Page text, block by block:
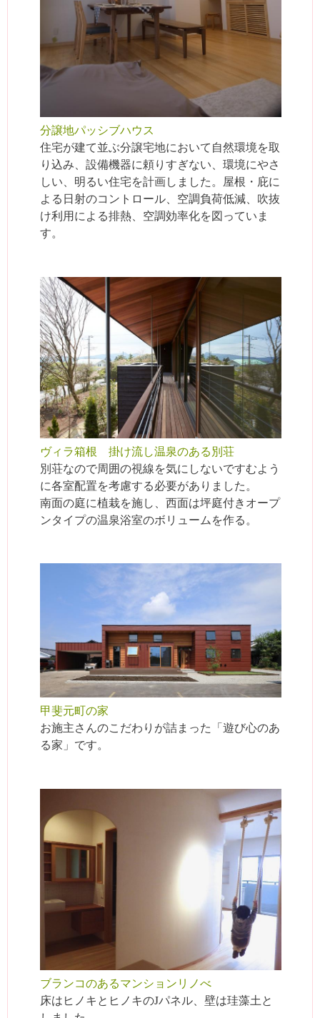
分譲地パッシブハウス
住宅が建て並ぶ分譲宅地において自然環境を取
り込み、設備機器に頼りすぎない、環境にやさ
しい、明るい住宅を計画しました。屋根・庇に
よる日射のコントロール、空調負荷低減、吹抜
け利用による排熱、空調効率化を図っていま
す。
ヴィラ箱根 掛け流し温泉のある別荘
別荘なので周囲の視線を気にしないですむよう
に各室配置を考慮する必要がありました。
南面の庭に植栽を施し、西面は坪庭付きオープ
ンタイプの温泉浴室のボリュームを作る。
甲斐元町の家
お施主さんのこだわりが詰まった「遊び心のあ
る家」です。
ブランコのあるマンションリノべ
床はヒノキとヒノキのJパネル、壁は珪藻土と